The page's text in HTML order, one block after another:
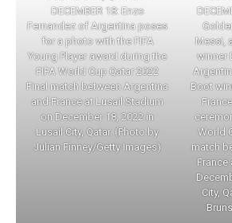
DECEMBER 18: Enzo
Fernandez of Argentina poses
for a photo with the FIFA
Young Player award during the
FIFA World Cup Qatar 2022
Final match between Argentina
and France at Lusail Stadium
on December 18, 2022 in
Lusail City, Qatar. (Photo by
Julian Finney/Getty Images)
Messi,
winner
Boot
World
match
France
City,